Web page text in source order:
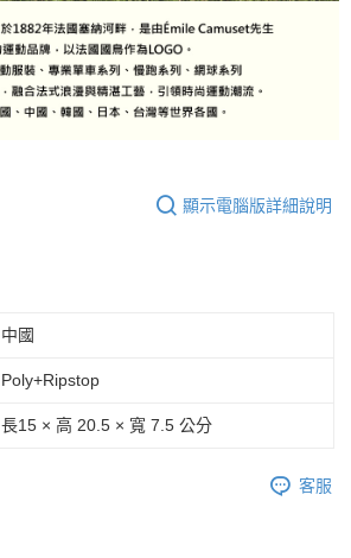
顯示電腦版詳細說明
中國
Poly+Ripstop
長15 × 高 20.5 × 寬 7.5 公分
客服